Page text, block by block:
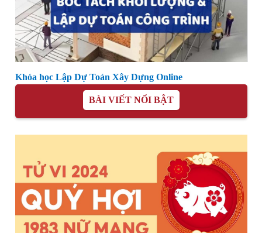
Khóa học Lập Dự Toán Xây Dựng Online
BÀI VIẾT NỔI BẬT